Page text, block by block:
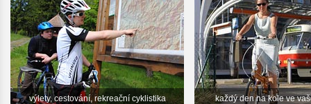
výlety, cestování, rekreační cyklistika každý den na kole ve